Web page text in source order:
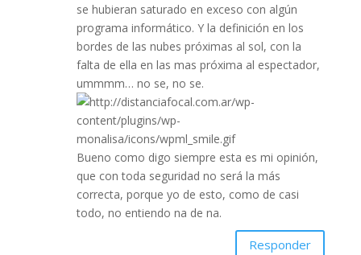
se hubieran saturado en exceso con algún
programa informático. Y la definición en los
bordes de las nubes próximas al sol, con la
falta de ella en las mas próxima al espectador,
ummmm… no se, no se.
Bueno como digo siempre esta es mi opinión,
que con toda seguridad no será la más
correcta, porque yo de esto, como de casi
todo, no entiendo na de na.
Responder